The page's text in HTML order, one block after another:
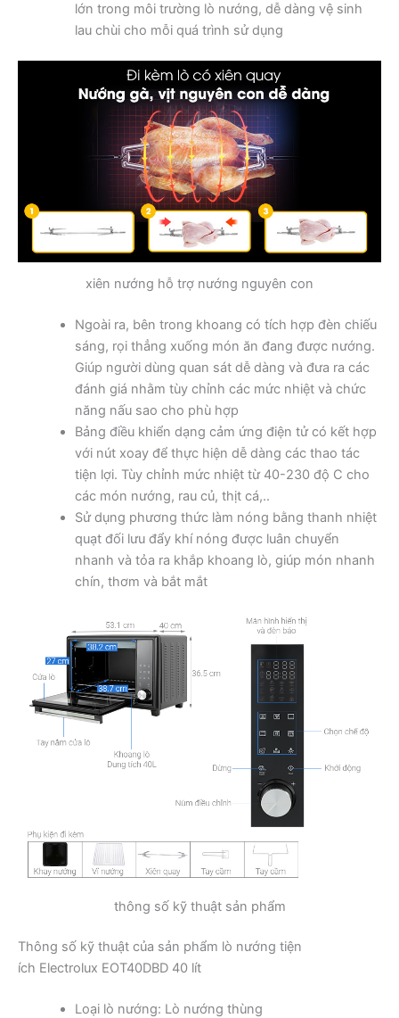
lớn trong môi trường lò nướng, dễ dàng vệ sinh
lau chùi cho mỗi quá trình sử dụng
xiên nướng hỗ trợ nướng nguyên con
Ngoài ra, bên trong khoang có tích hợp đèn chiếu
sáng, rọi thẳng xuống món ăn đang được nướng.
Giúp người dùng quan sát dễ dàng và đưa ra các
đánh giá nhằm tùy chỉnh các mức nhiệt và chức
năng nấu sao cho phù hợp
Bảng điều khiển dạng cảm ứng điện tử có kết hợp
với nút xoay để thực hiện dễ dàng các thao tác
tiện lợi. Tùy chỉnh mức nhiệt từ 40-230 độ C cho
các món nướng, rau củ, thịt cá,..
Sử dụng phương thức làm nóng bằng thanh nhiệt
quạt đối lưu đẩy khí nóng được luân chuyển
nhanh và tỏa ra khắp khoang lò, giúp món nhanh
chín, thơm và bắt mắt
thông số kỹ thuật sản phẩm
Thông số kỹ thuật của sản phẩm lò nướng tiện
ích Electrolux EOT40DBD 40 lít
Loại lò nướng: Lò nướng thùng